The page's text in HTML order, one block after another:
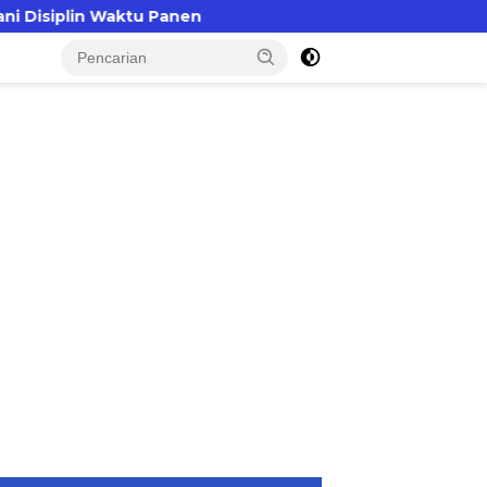
Panen